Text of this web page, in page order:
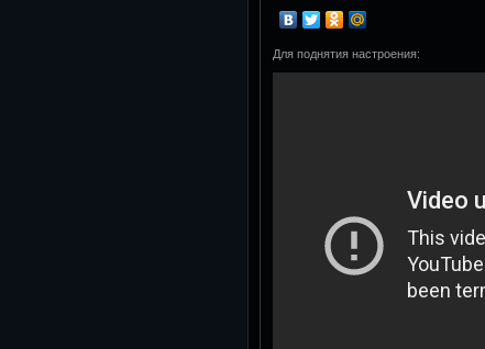
Для поднятия настроения: